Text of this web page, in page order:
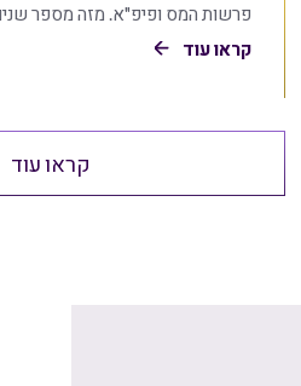
פרשות המס ופיפ"א. מזה מספר
קראו עוד
קראו עוד